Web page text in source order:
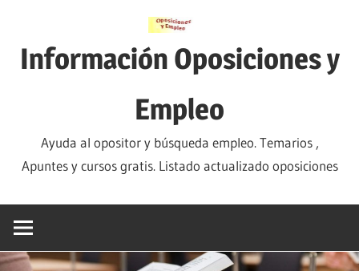
contenido
Información Oposiciones y
Empleo
Ayuda al opositor y búsqueda empleo. Temarios ,
Apuntes y cursos gratis. Listado actualizado oposiciones